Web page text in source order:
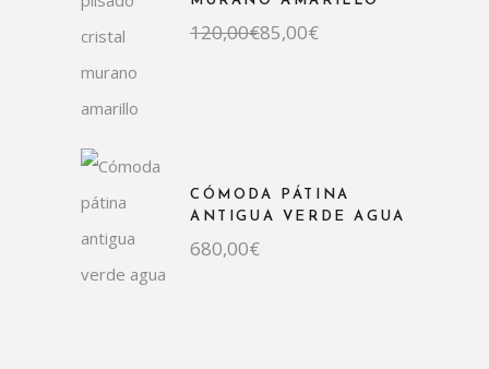
120,00€
El
precio
85,00€
El
precio
CÓMODA PÁTINA
ANTIGUA VERDE AGUA
680,00€